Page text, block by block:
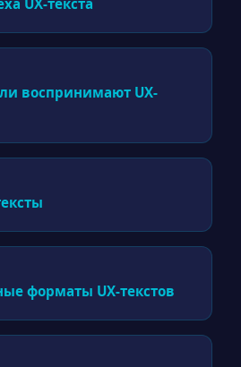
UX-текста
воспринимают UX-
форматы UX-текстов